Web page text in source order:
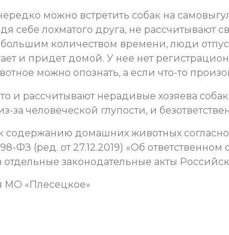
можно встретить собак на
себе лохматого друга, не рассчитывают
большим количеством времени, люди
и придет домой. У нее нет
можно опознать, а если что-то
и рассчитывают нерадивые хозяева
за человеческой глупости, и
содержанию домашних животных согласно
ФЗ (ред. от 27.12.2019) «Об
законодательные акты
«Плесецкое»